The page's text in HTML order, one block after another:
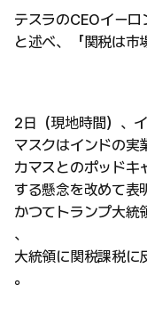
テスラのCEOイーロ
と述べ、「関税は市
2日（現地時間）、
マスクはインドの実
カマスとのポッドキ
する懸念を改めて表
かつてトランプ大統
、
大統領に関税課税に
。